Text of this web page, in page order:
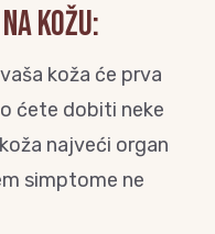
KOŽU:
koža će prva
ćete dobiti neke
najveći organ
simptome ne